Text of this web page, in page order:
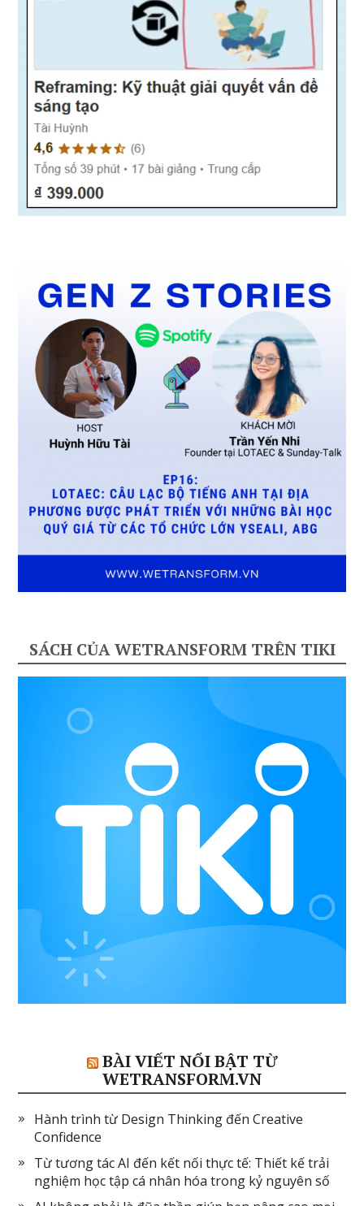
SÁCH CỦA WETRANSFORM TRÊN TIKI
BÀI VIẾT NỔI BẬT TỪ
WETRANSFORM.VN
Hành trình từ Design Thinking đến Creative
Confidence
Từ tương tác AI đến kết nối thực tế: Thiết kế trải
nghiệm học tập cá nhân hóa trong kỷ nguyên số